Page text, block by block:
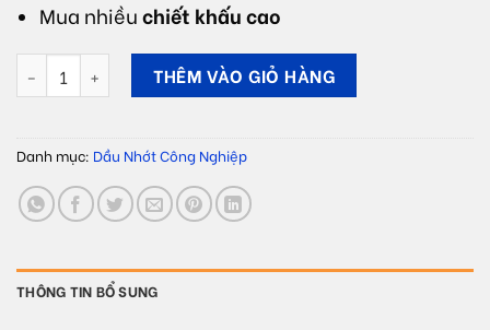
Mua nhiềuchiết khấu cao
Dầu nhiệt luyện Oil Tech QUENCH OIL VG số lượng
THÊM VÀO GIỎ HÀNG
Danh mục: Dầu Nhớt Công Nghiệp
THÔNG TIN BỔ SUNG